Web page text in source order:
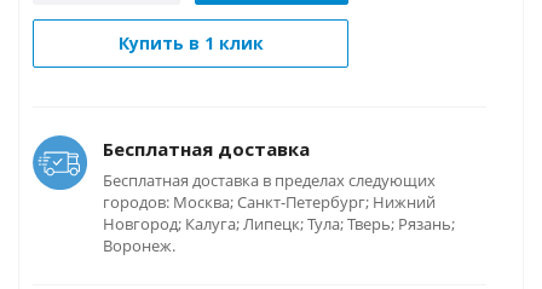
Купить в 1 клик
Бесплатная доставка
Бесплатная доставка в пределах следующих
городов: Москва; Санкт-Петербург; Нижний
Новгород; Калуга; Липецк; Тула; Тверь; Рязань;
Воронеж.